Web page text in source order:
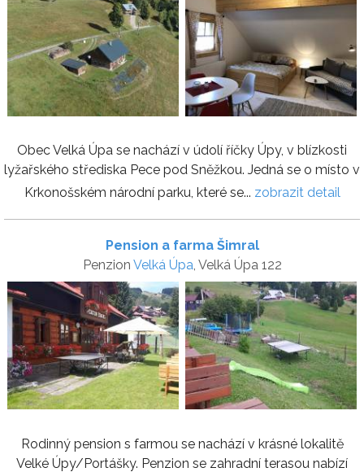
Obec Velká Úpa se nachází v údolí říčky Úpy, v blízkosti
lyžařského střediska Pece pod Sněžkou. Jedná se o místo v
Krkonošském národní parku, které se... zobrazit detail
Pension a farma Šimral
Penzion Velká Úpa, Velká Úpa 122
Rodinný pension s farmou se nachází v krásné lokalitě
Velké Úpy/Portášky. Penzion se zahradní terasou nabízí